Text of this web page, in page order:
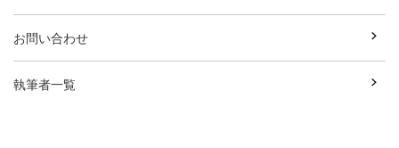
お問い合わせ
執筆者一覧